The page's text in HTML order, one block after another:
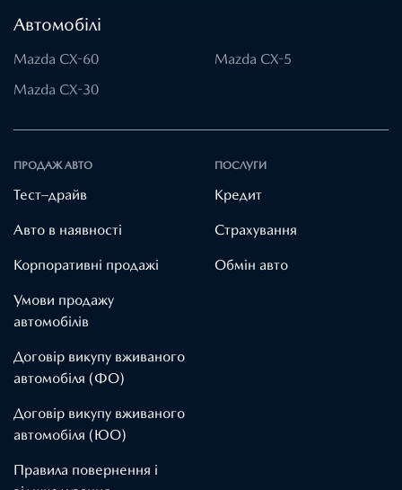
Автомобілі
Mazda CX-60
Mazda CX-5
Mazda CX-30
ПРОДАЖ АВТО
Тест–драйв
Авто в наявності
Корпоративні продажі
Умови продажу
автомобілів
Договір викупу вживаного
автомобіля (ФО)
Договір викупу вживаного
автомобіля (ЮО)
Правила повернення і
ПОСЛУГИ
Кредит
Страхування
Обмін авто